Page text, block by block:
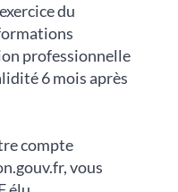
du
professionnelle
6 mois après
compte
vous